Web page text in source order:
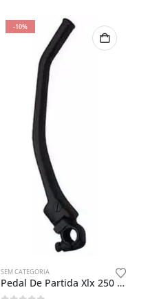
-10%
SEM CATEGORIA
Pedal De Partida Xlx 250 /xlx350 Completo